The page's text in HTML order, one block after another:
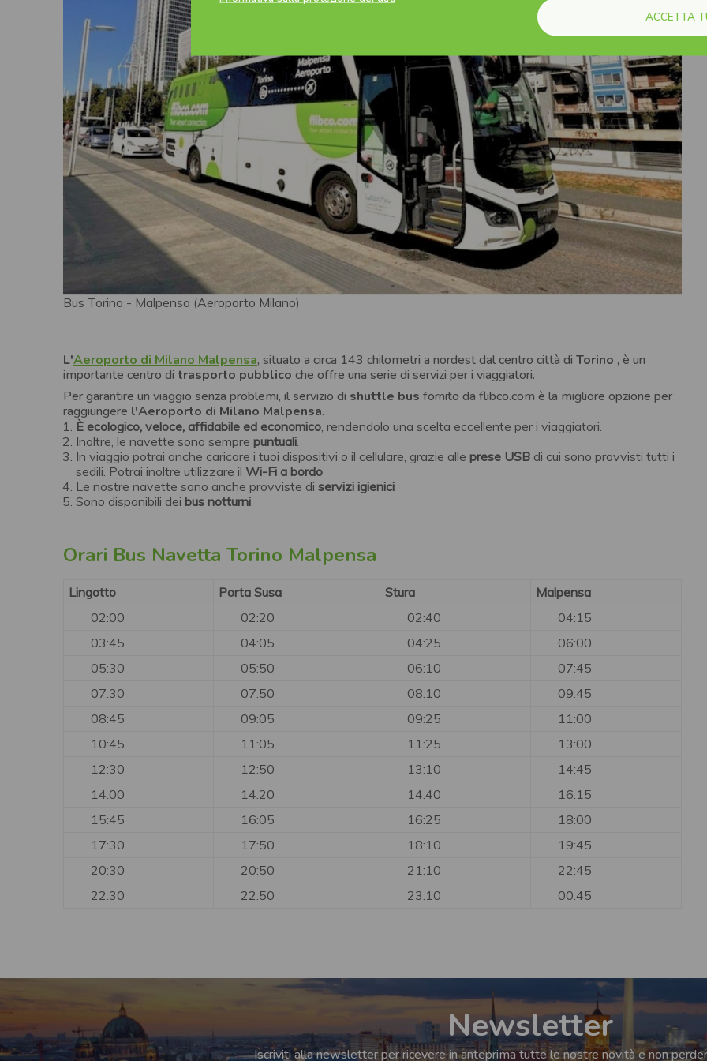
ACCETTA
Bus Torino - Malpensa (Aeroporto Milano)
L'Aeroporto di Milano Malpensa, situato a circa 143 chilometri a nordest dal centro città di Torino , è un
importante centro di trasporto pubblico che offre una serie di servizi per i viaggiatori.
Per garantire un viaggio senza problemi, il servizio di shuttle bus fornito da flibco.com è la migliore opzione per
raggiungere l'Aeroporto di Milano Malpensa.
È ecologico, veloce, affidabile ed economico , rendendolo una scelta eccellente per i viaggiatori.
Inoltre, le navette sono sempre puntuali
In viaggio potrai anche caricare i tuoi dispositivi o il cellulare, grazie alle prese USB di cui sono provvisti tutti i
sedili. Potrai inoltre utilizzare il Wi-Fi a bordo
Le nostre navette sono anche provviste di servizi igienici
Sono disponibili dei bus notturni
Orari Bus Navetta Torino Malpensa
Lingotto Porta Susa Stura
Malpensa
02:00
02:20 02:40
04:15
03:45
04:05 04:25
06:00
05:30
05:50 06:10
07:45
07:30
07:50 08:10
09:45
08:45
09:05 09:25
11:00
10:45
11:05 11:25
13:00
12:30
12:50 13:10
14:45
14:00
14:20 14:40
16:15
15:45
16:05 16:25
18:00
17:30
17:50 18:10
19:45
20:30
20:50 21:10
22:45
22:30
22:50 23:10 00:45
Newsletter
Iscriviti alla newsletter per ricevere in anteprima tutte le nostre novità e non